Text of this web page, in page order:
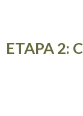
ETAPA 2: